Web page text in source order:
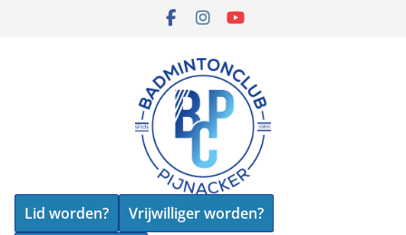
Lid worden?
Vrijwilliger worden?